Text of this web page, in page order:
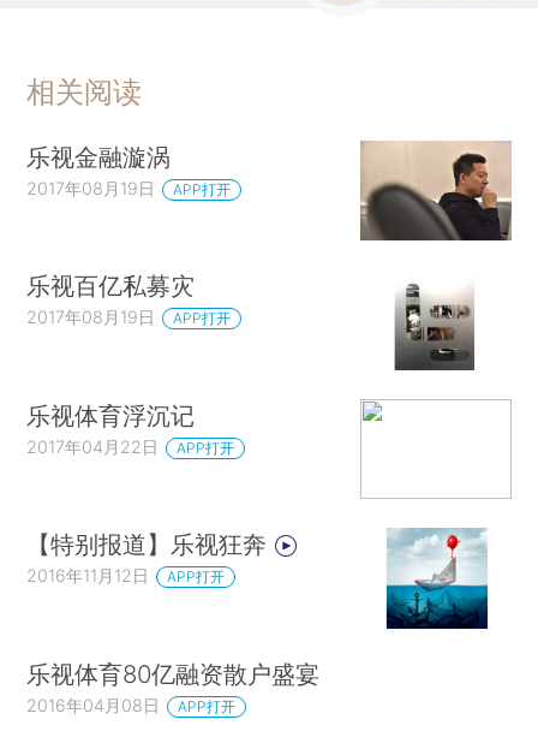
相关阅读
乐视金融漩涡
2017年08月19日 APP打开
乐视百亿私募灾
2017年08月19日 APP打开
乐视体育浮沉记
2017年04月22日 APP打开
【特别报道】乐视狂奔
2016年11月12日 APP打开
乐视体育80亿融资散户盛宴
2016年04月08日 APP打开